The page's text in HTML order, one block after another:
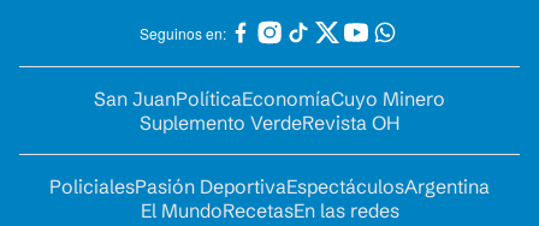
Seguinos en:
San JuanPolíticaEconomíaCuyo Minero
Suplemento VerdeRevista OH
PolicialesPasión DeportivaEspectáculosArgentina
El MundoRecetasEn las redes